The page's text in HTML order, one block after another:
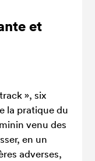
et
», six
la pratique du
venu des
en un
adverses,